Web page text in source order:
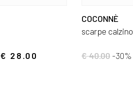
€ 28.00
COCONNÈ
scarpe calzino
€ 40.00-30%